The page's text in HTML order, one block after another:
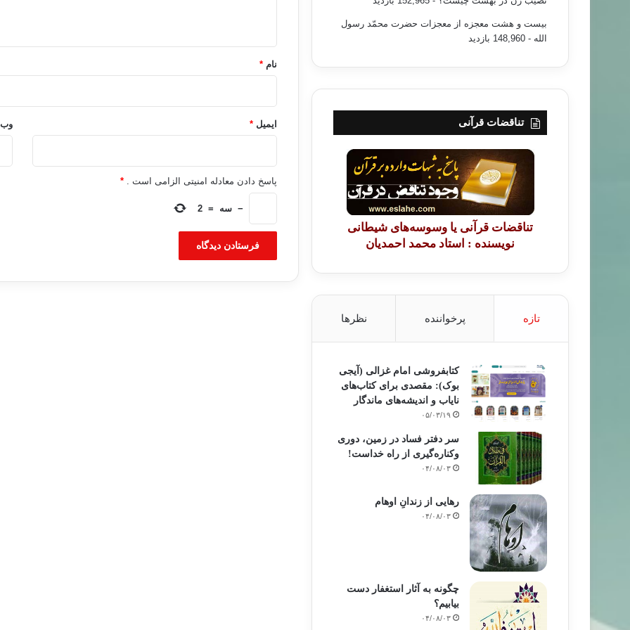
نام *
ایمیل *
پاسخ دادن معادله امنیتی الزامی است . *
− سه =
2
بیست و هشت معجزه از معجزات حضرت محمّد رسول
الله - 148,960 بازدید
تناقضات قرآنی
تناقضات قرآنی یا وسوسه‌های شیطانی
نویسنده : استاد محمد احمدیان
تازه پرخواننده نظرها
کتابفروشی امام غزالی (آیجی
بوک): مقصدی برای کتاب‌های
نایاب و اندیشه‌های ماندگار
۰۵/۰۳/۱۹
سر دفتر فساد در زمین‌، دوری
وکناره‌گیری از راه خداست‌!
۰۴/۰۸/۰۳
رهایی از زندانِ اوهام
۰۴/۰۸/۰۳
چگونه به آثار استغفار دست
بیابیم؟
۰۴/۰۸/۰۳